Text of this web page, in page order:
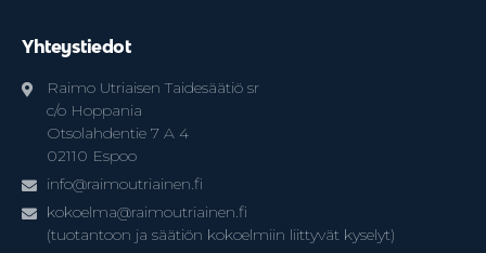
Yhteystiedot
Raimo Utriaisen Taidesäätiö sr
c/o Hoppania
Otsolahdentie 7 A 4
02110 Espoo
info@raimoutriainen.fi
kokoelma@raimoutriainen.fi
(tuotantoon ja säätiön kokoelmiin liittyvät kyselyt)